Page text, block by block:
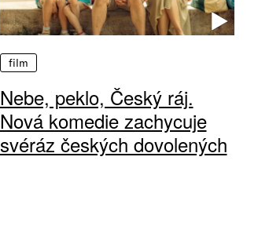
film
Nebe, peklo, Český ráj.
Nová komedie zachycuje
svéráz českých dovolených